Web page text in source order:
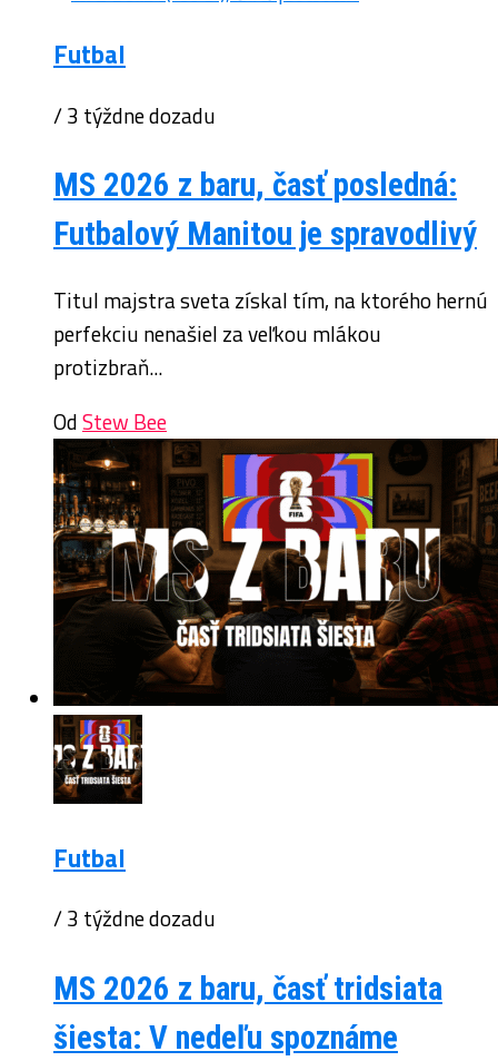
Futbal
/ 3 týždne dozadu
MS 2026 z baru, časť posledná:
Futbalový Manitou je spravodlivý
Titul majstra sveta získal tím, na ktorého hernú
perfekciu nenašiel za veľkou mlákou
protizbraň...
OdStew Bee
Futbal
/ 3 týždne dozadu
MS 2026 z baru, časť tridsiata
šiesta: V nedeľu spoznáme